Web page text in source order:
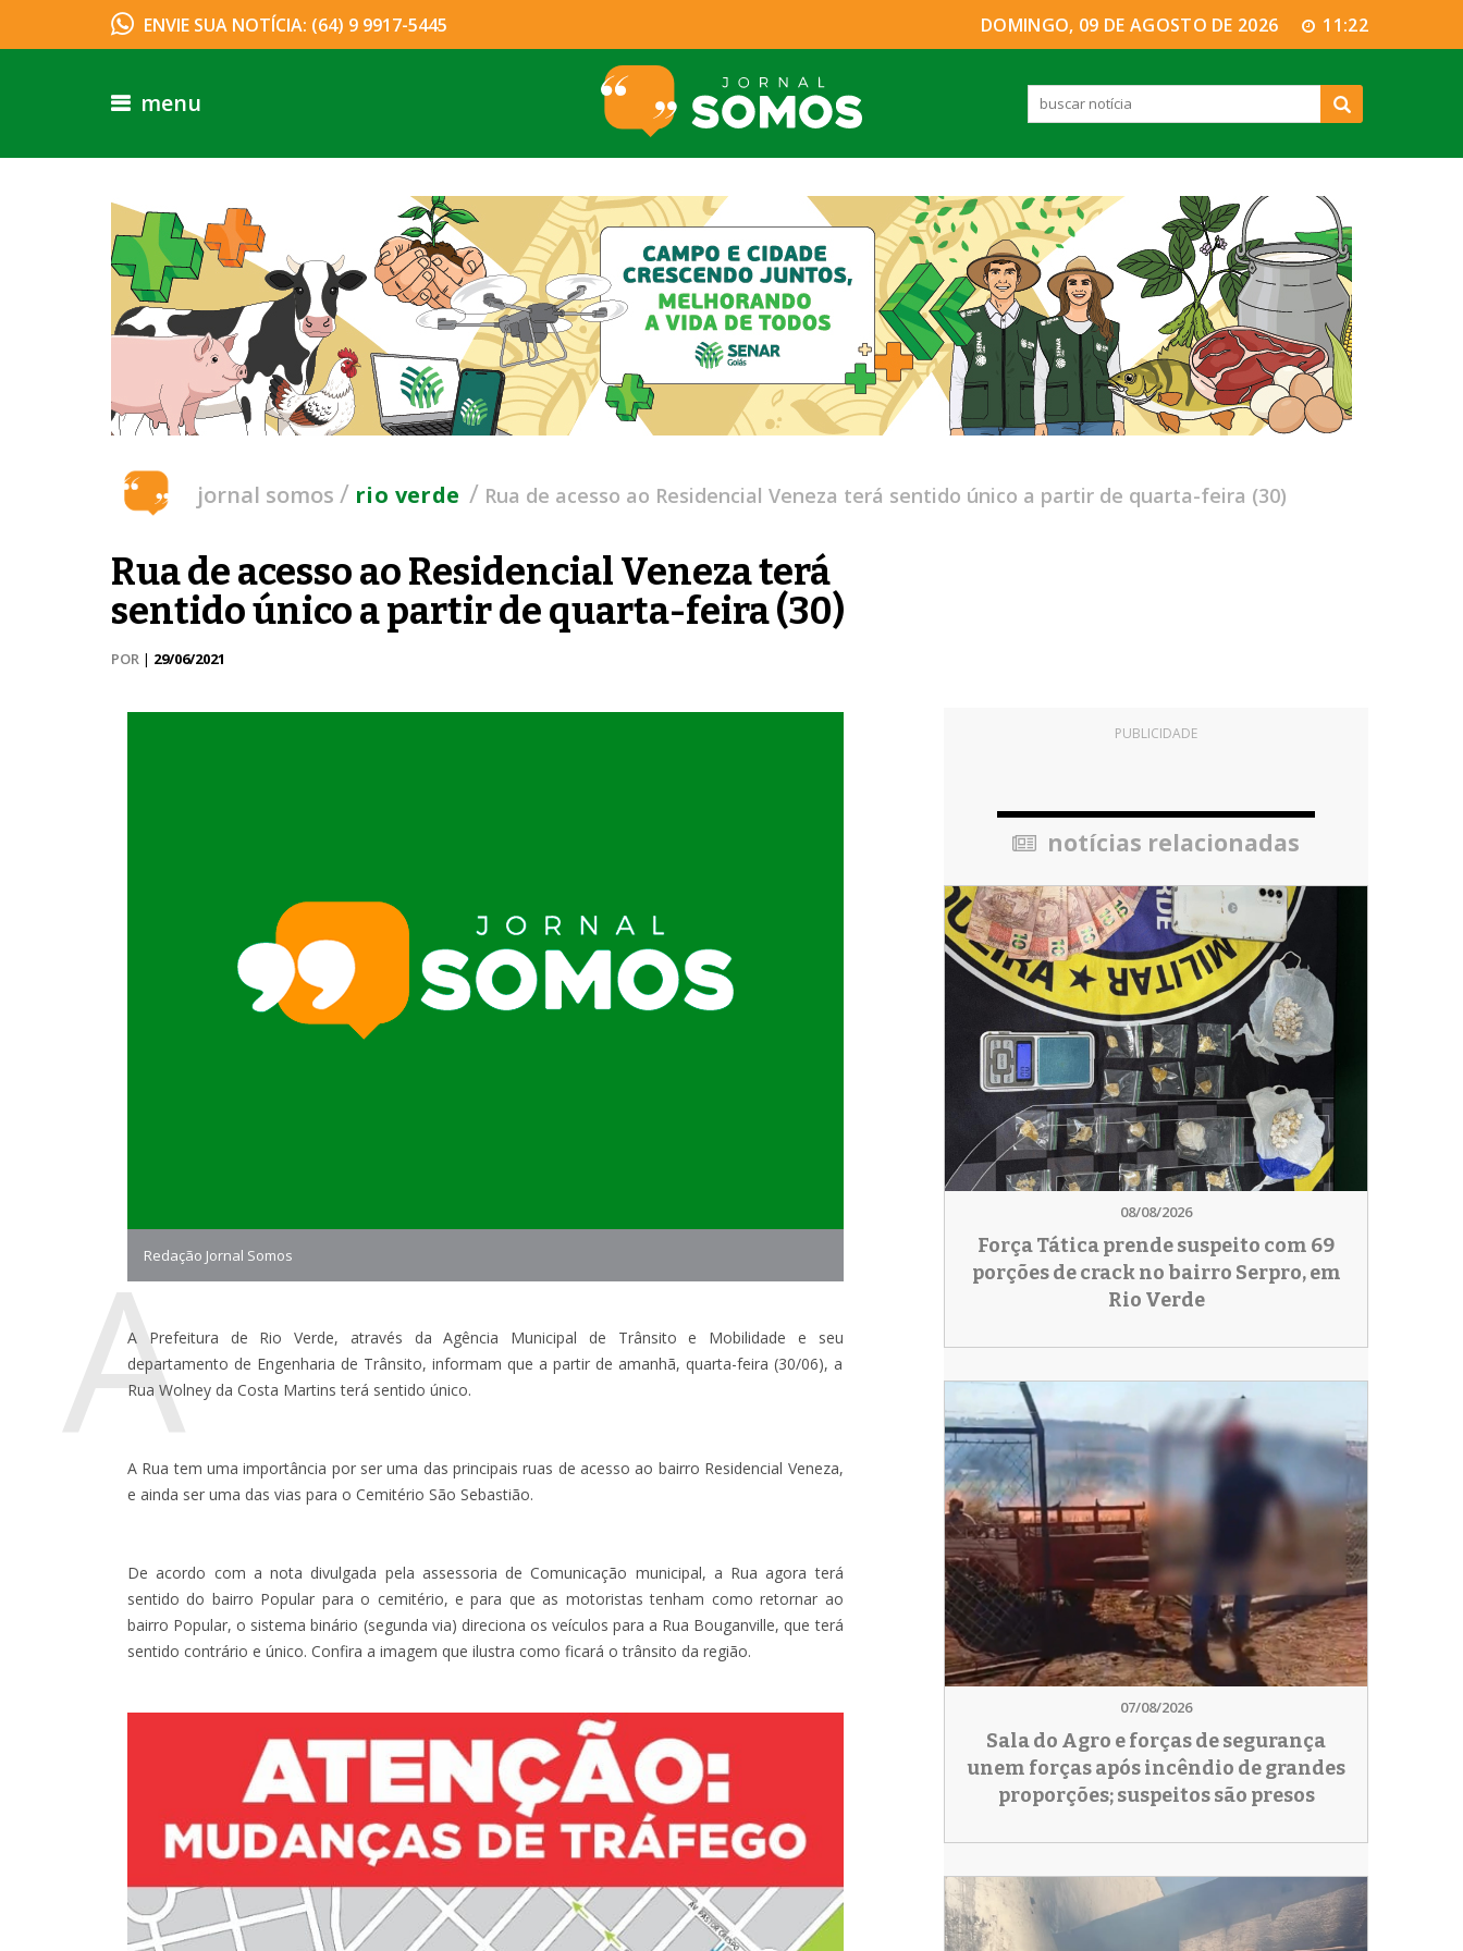
ENVIE SUA NOTÍCIA: (64) 9 9917-5445 DOMINGO, 09 DE AGOSTO DE 2026 11:22
menu
jornal somos / rio verde / Rua de acesso ao Residencial Veneza terá sentido único a partir de quarta-feira (30)
Rua de acesso ao Residencial Veneza terá
sentido único a partir de quarta-feira (30)
POR | 29/06/2021
Redação Jornal Somos
A
A Prefeitura de Rio Verde, através da Agência Municipal de Trânsito e Mobilidade e seu
departamento de Engenharia de Trânsito, informam que a partir de amanhã, quarta-feira (30/06), a
Rua Wolney da Costa Martins terá sentido único.
A Rua tem uma importância por ser uma das principais ruas de acesso ao bairro Residencial Veneza,
e ainda ser uma das vias para o Cemitério São Sebastião.
De acordo com a nota divulgada pela assessoria de Comunicação municipal, a Rua agora terá
sentido do bairro Popular para o cemitério, e para que as motoristas tenham como retornar ao
bairro Popular, o sistema binário (segunda via) direciona os veículos para a Rua Bouganville, que terá
sentido contrário e único. Confira a imagem que ilustra como ficará o trânsito da região.
PUBLICIDADE
notícias relacionadas
08/08/2026
Força Tática prende suspeito com 69
porções de crack no bairro Serpro, em
Rio Verde
07/08/2026
Sala do Agro e forças de segurança
unem forças após incêndio de grandes
proporções; suspeitos são presos